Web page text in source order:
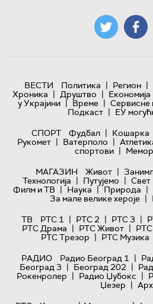
ВЕСТИ Политика | Регион |
Хроника | Друштво | Економија
у Украјини | Време | Сервисне
Подкаст | ЕУ
СПОРТ
Фудбал | Кошарка
Рукомет | Ватерполо |
спортови |
МАГАЗИН
Живот |
Технологијa | Путујемо | Свет
Филм и ТВ | Наука | Природа |
За мале велике хероје |
ТВ
РТС 1 | РТС 2 | РТС 3 |
РТС Драма | РТС Живот |
РТС Трезор | РТС Музика
РАДИО
Радио Београд 1 |
Београд 3 | Београд 202 |
Рокенролер | Радио Џубокс |
Џезер |